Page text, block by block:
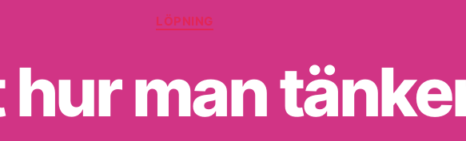
Kategorier
LÖPNING
hur man